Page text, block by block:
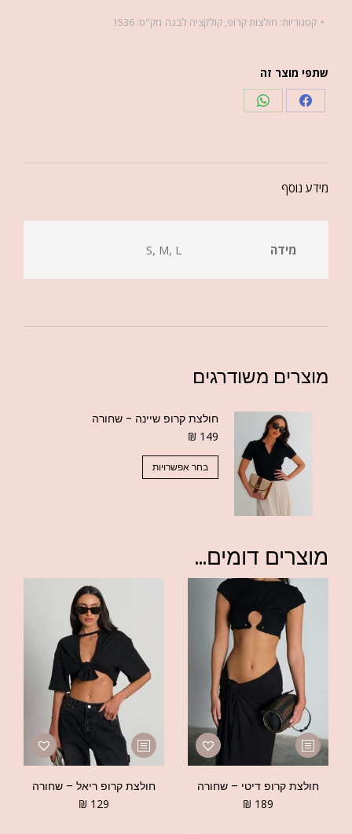
קטגוריות: חולצות קרופ, קולקציה לבנה מק"ט: 1536
שתפי מוצר זה
מידע נוסף
מידה S, M, L
מוצרים משודרגים
חולצת קרופ שיינה - שחורה
₪ 149
בחר אפשרויות
מוצרים דומים...
חולצת קרופ דיטי – שחורה
₪ 189
חולצת קרופ ריאל – שחורה
₪ 129